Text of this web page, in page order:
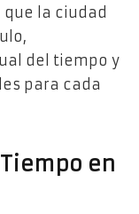
la ciudad
del tiempo y
para cada
en